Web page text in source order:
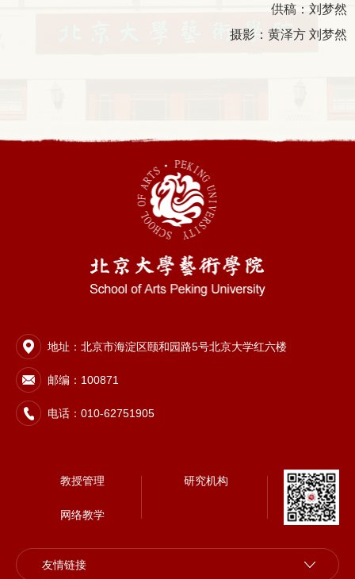
供稿：刘梦然
摄影：黄泽方 刘梦然
地址：北京市海淀区颐和园路5号北京大学红六楼
邮编：100871
电话：010-62751905
教授管理 研究机构
网络教学
友情链接